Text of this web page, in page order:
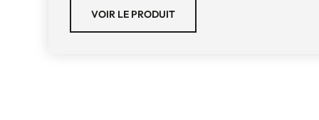
VOIR LE PRODUIT